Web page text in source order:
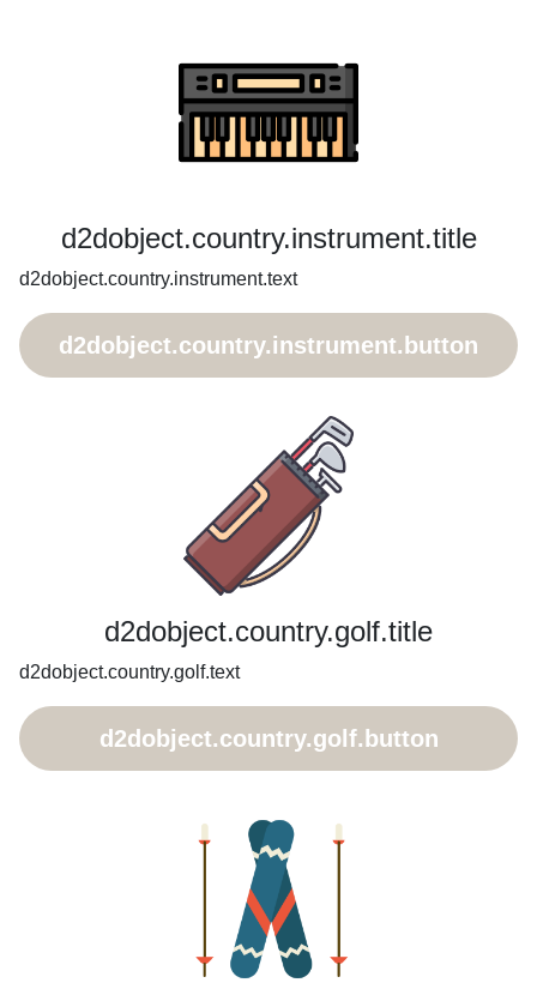
d2dobject.country.instrument.title
d2dobject.country.instrument.text
d2dobject.country.instrument.button
d2dobject.country.golf.title
d2dobject.country.golf.text
d2dobject.country.golf.button